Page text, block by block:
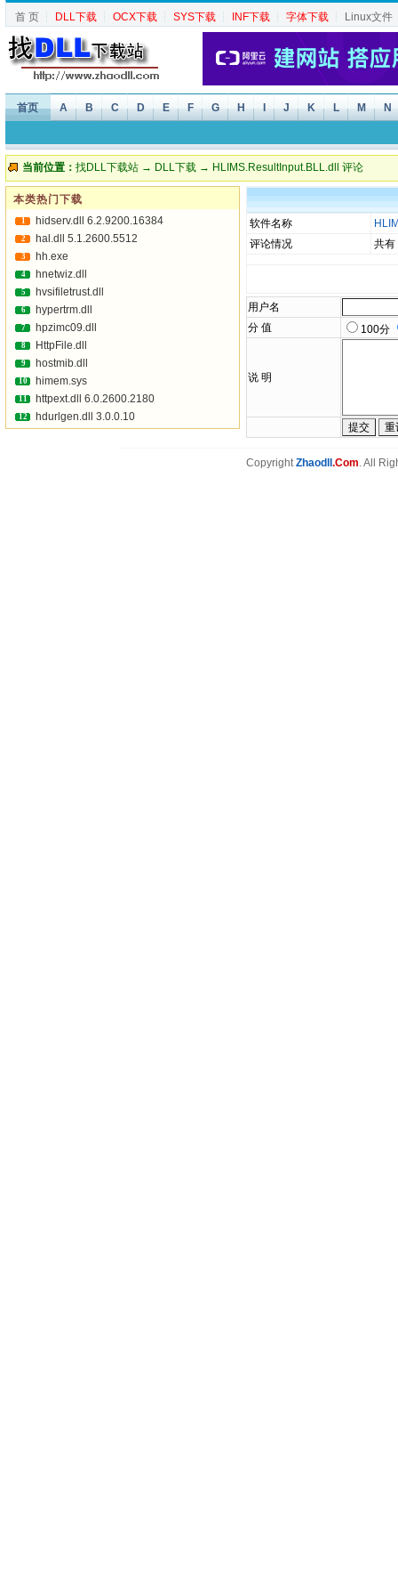
首 页 ┆ DLL下载 ┆ OCX下载 ┆ SYS下载 ┆ INF下载 ┆ 字体下载 ┆ Linux文件
首页 A B C D E F G H J K L M N
当前位置： 找DLL下载站 → DLL下载 → HLIMS.ResultInput.BLL.dll 评论
软件名称
评论情况
共有
用户名
分 值
100分
说 明
本类热门下载
1 hidserv.dll 6.2.9200.16384
2 hal.dll 5.1.2600.5512
3 hh.exe
4 hnetwiz.dll
5 hvsifiletrust.dll
6 hypertrm.dll
7 hpzimc09.dll
8 HttpFile.dll
9 hostmib.dll
10 himem.sys
11 httpext.dll 6.0.2600.2180
12 hdurlgen.dll 3.0.0.10
CopyrightZhaodll .Com. All